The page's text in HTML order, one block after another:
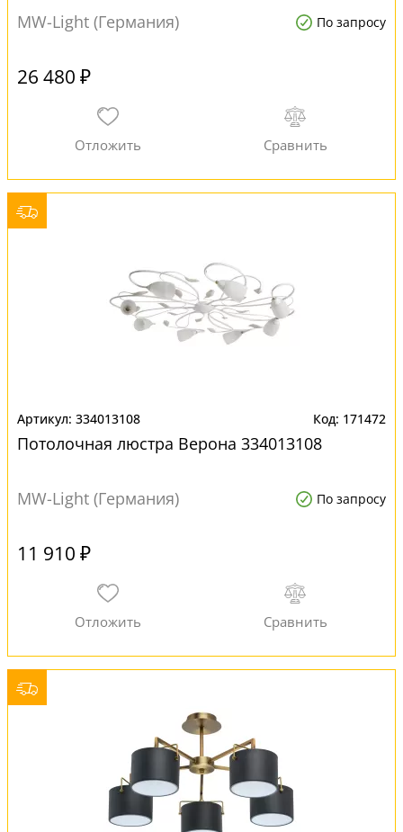
MW-Light (Германия) По запросу
26 480 ₽
334013108 171472
Потолочная люстра Верона 334013108
MW-Light (Германия) По запросу
11 910 ₽